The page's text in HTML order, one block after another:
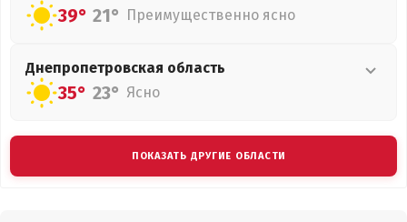
39° 21° Преимущественно ясно
Днепропетровская область
35° 23° Ясно
ПОКАЗАТЬ ДРУГИЕ ОБЛАСТИ